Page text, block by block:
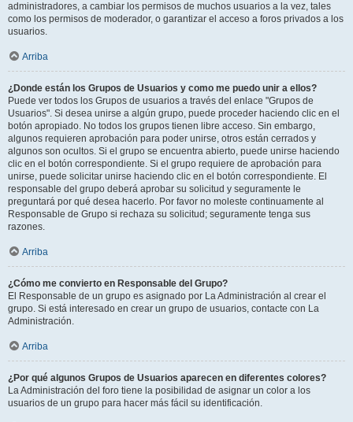
administradores, a cambiar los permisos de muchos usuarios a la vez, tales
como los permisos de moderador, o garantizar el acceso a foros privados a los
usuarios.
Arriba
¿Donde están los Grupos de Usuarios y como me puedo unir a ellos?
Puede ver todos los Grupos de usuarios a través del enlace "Grupos de
Usuarios". Si desea unirse a algún grupo, puede proceder haciendo clic en el
botón apropiado. No todos los grupos tienen libre acceso. Sin embargo,
algunos requieren aprobación para poder unirse, otros están cerrados y
algunos son ocultos. Si el grupo se encuentra abierto, puede unirse haciendo
clic en el botón correspondiente. Si el grupo requiere de aprobación para
unirse, puede solicitar unirse haciendo clic en el botón correspondiente. El
responsable del grupo deberá aprobar su solicitud y seguramente le
preguntará por qué desea hacerlo. Por favor no moleste continuamente al
Responsable de Grupo si rechaza su solicitud; seguramente tenga sus
razones.
Arriba
¿Cómo me convierto en Responsable del Grupo?
El Responsable de un grupo es asignado por La Administración al crear el
grupo. Si está interesado en crear un grupo de usuarios, contacte con La
Administración.
Arriba
¿Por qué algunos Grupos de Usuarios aparecen en diferentes colores?
La Administración del foro tiene la posibilidad de asignar un color a los
usuarios de un grupo para hacer más fácil su identificación.